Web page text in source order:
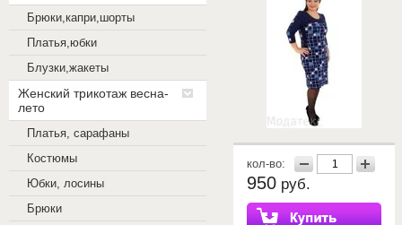
Брюки,капри,шорты
Платья,юбки
Блузки,жакеты
Женский трикотаж весна-
лето
Платья, сарафаны
Костюмы
Юбки, лосины
Брюки
кол-во:
950 руб.